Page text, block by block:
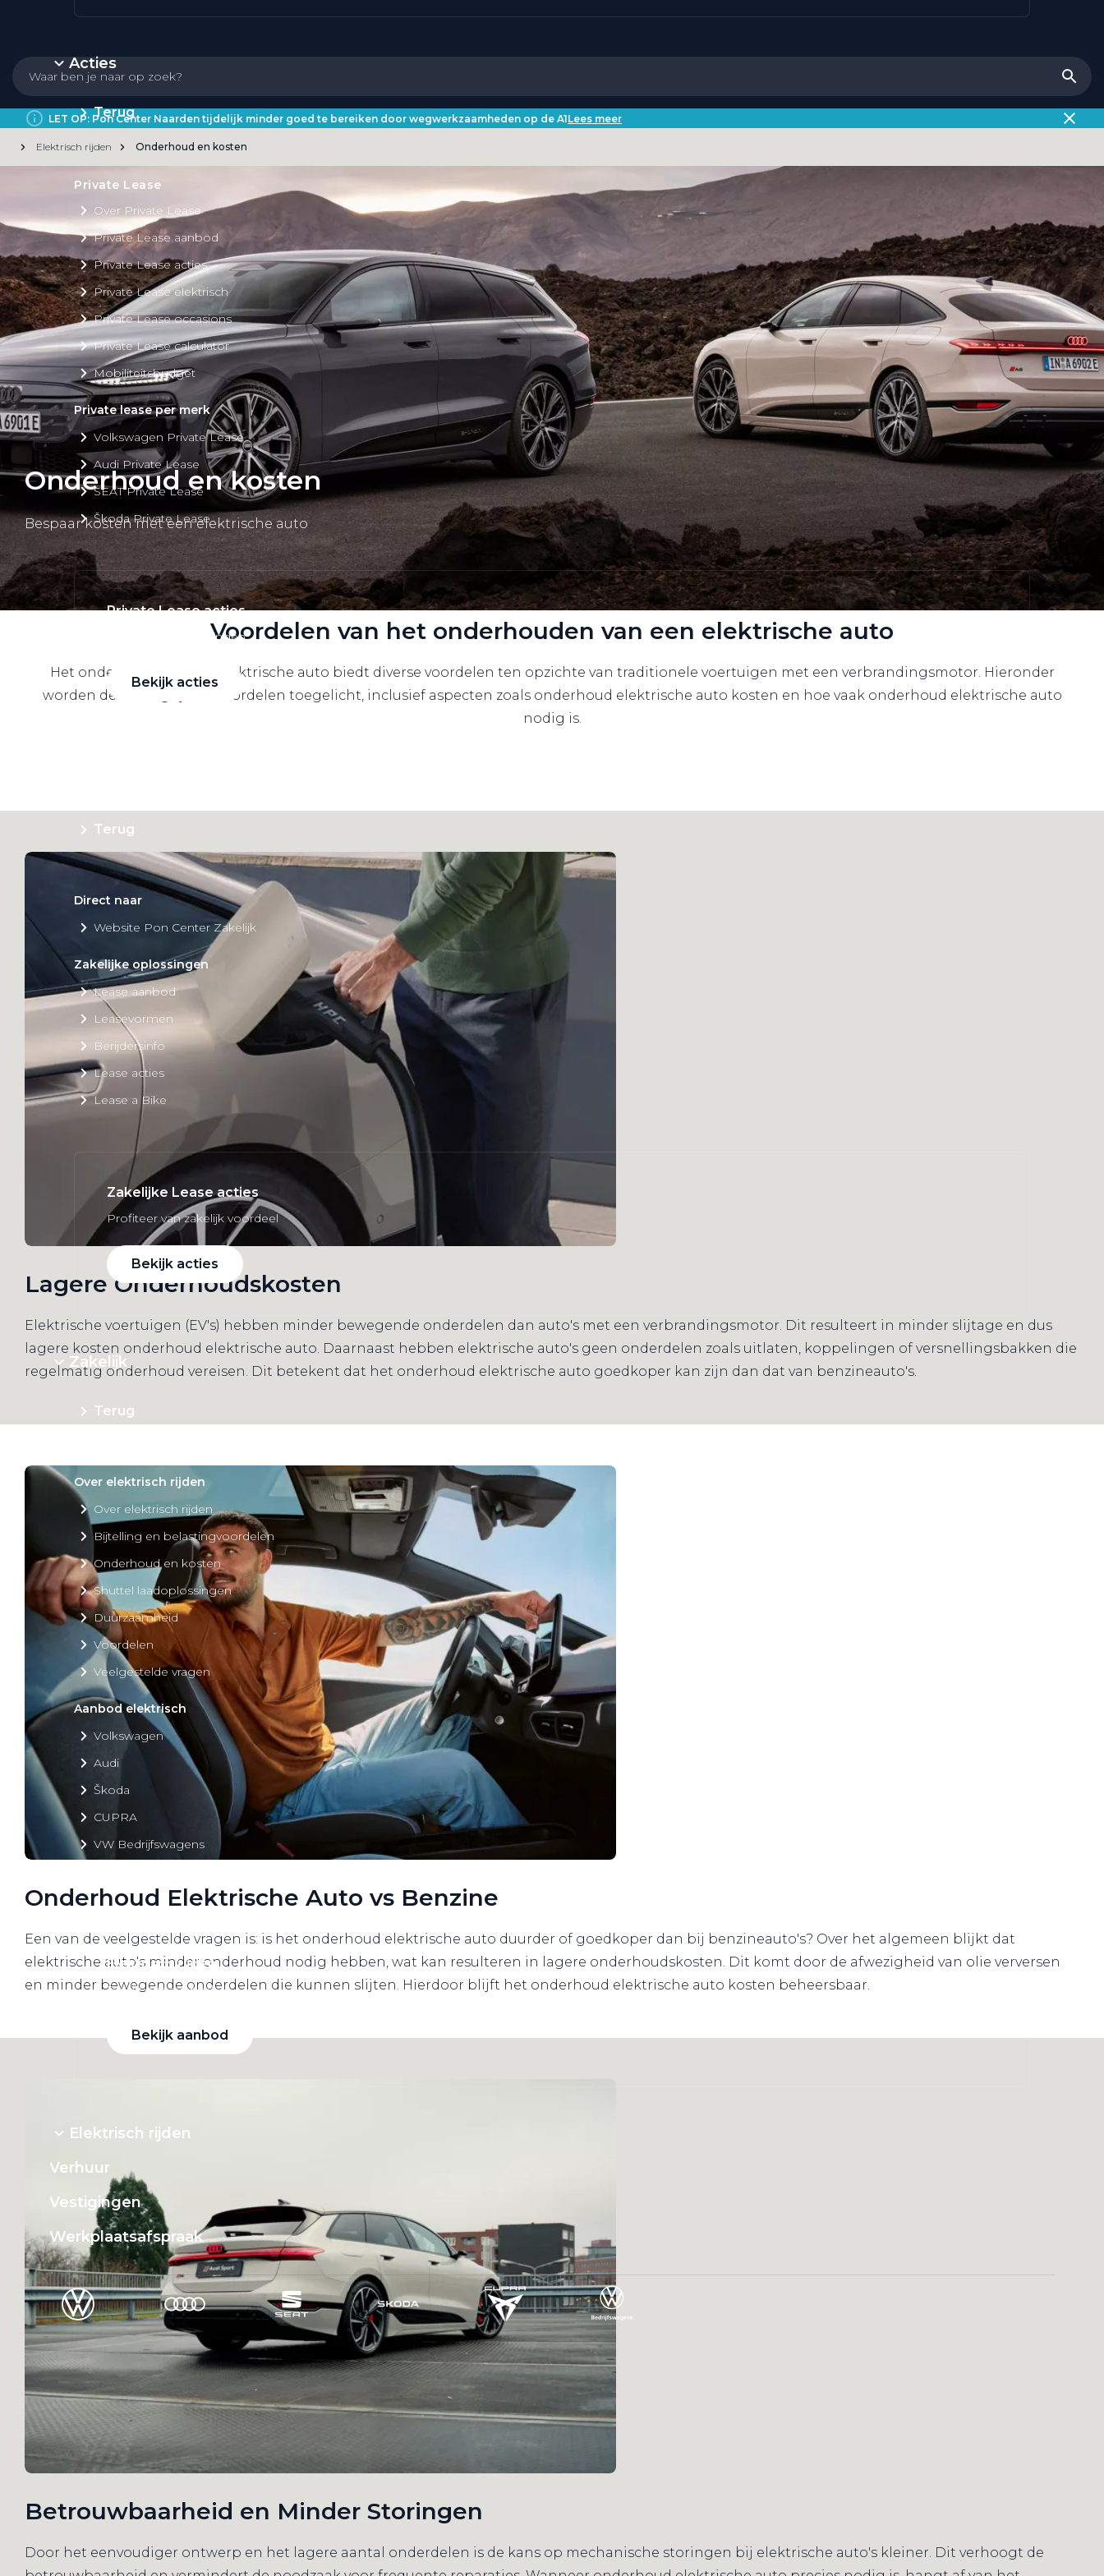
Acties
Terug
Private Lease
Over Private Lease
Private Lease aanbod
Private Lease acties
Private Lease elektrisch
Private Lease occasions
Private Lease calculator
Mobiliteitsbudget
Private lease per merk
Volkswagen Private Lease
Audi Private Lease
SEAT Private Lease
Škoda Private Lease
Private Lease acties
Bekijk alle aanbiedingen
Bekijk acties
Terug
Direct naar
Website Pon Center Zakelijk
Zakelijke oplossingen
Lease aanbod
Leasevormen
Berijdersinfo
Lease acties
Lease a Bike
Zakelijke Lease acties
Profiteer van zakelijk voordeel
Bekijk acties
Zakelijk
Terug
Over elektrisch rijden
Over elektrisch rijden
Bijtelling en belastingvoordelen
Onderhoud en kosten
Shuttel laadoplossingen
Duurzaamheid
Voordelen
Veelgestelde vragen
Aanbod elektrisch
Volkswagen
Audi
Škoda
CUPRA
VW Bedrijfswagens
Elektrisch rijden
Bekijk ons aanbod
Bekijk aanbod
Elektrisch rijden
Verhuur
Vestigingen
Werkplaatsafspraak
LET OP: Pon Center Naarden tijdelijk minder goed te bereiken door wegwerkzaamheden op de A1Lees meer
Elektrisch rijden Onderhoud en kosten
Onderhoud en kosten
Bespaar kosten met een elektrische auto
Voordelen van het onderhouden van een elektrische auto
Het onderhoud van een elektrische auto biedt diverse voordelen ten opzichte van traditionele voertuigen met een verbrandingsmotor. Hieronder
worden de belangrijkste voordelen toegelicht, inclusief aspecten zoals onderhoud elektrische auto kosten en hoe vaak onderhoud elektrische auto
nodig is.
Lagere Onderhoudskosten
Elektrische voertuigen (EV's) hebben minder bewegende onderdelen dan auto's met een verbrandingsmotor. Dit resulteert in minder slijtage en dus
lagere kosten onderhoud elektrische auto. Daarnaast hebben elektrische auto's geen onderdelen zoals uitlaten, koppelingen of versnellingsbakken die
regelmatig onderhoud vereisen. Dit betekent dat het onderhoud elektrische auto goedkoper kan zijn dan dat van benzineauto's.
Onderhoud Elektrische Auto vs Benzine
Een van de veelgestelde vragen is: is het onderhoud elektrische auto duurder of goedkoper dan bij benzineauto's? Over het algemeen blijkt dat
elektrische auto's minder onderhoud nodig hebben, wat kan resulteren in lagere onderhoudskosten. Dit komt door de afwezigheid van olie verversen
en minder bewegende onderdelen die kunnen slijten. Hierdoor blijft het onderhoud elektrische auto kosten beheersbaar.
Betrouwbaarheid en Minder Storingen
Door het eenvoudiger ontwerp en het lagere aantal onderdelen is de kans op mechanische storingen bij elektrische auto's kleiner. Dit verhoogt de